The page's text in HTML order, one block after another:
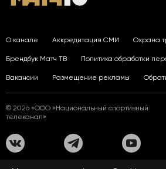
О канале Аккредитация СМИ Охрана
Брендбук Матч ТВ Политика обработки
Вакансии Размещение рекламы
© 2026 «ООО «Национальный спортивный
телеканал»